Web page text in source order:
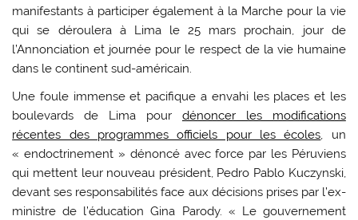
manifestants à participer également à la Marche pour la vie
qui se déroulera à Lima le 25 mars prochain, jour de
l’Annonciation et journée pour le respect de la vie humaine
dans le continent sud-américain.
Une foule immense et pacifique a envahi les places et les
boulevards de Lima pour dénoncer les modifications
récentes des programmes officiels pour les écoles, un
« endoctrinement » dénoncé avec force par les Péruviens
qui mettent leur nouveau président, Pedro Pablo Kuczynski,
devant ses responsabilités face aux décisions prises par l’ex-
ministre de l’éducation Gina Parody. « Le gouvernement